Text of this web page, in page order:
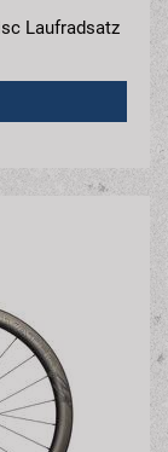
Laufradsatz